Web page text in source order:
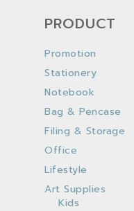
PRODUCT
Promotion
Stationery
Notebook
Bag & Pencase
Filing & Storage
Office
Lifestyle
Art Supplies
Kids